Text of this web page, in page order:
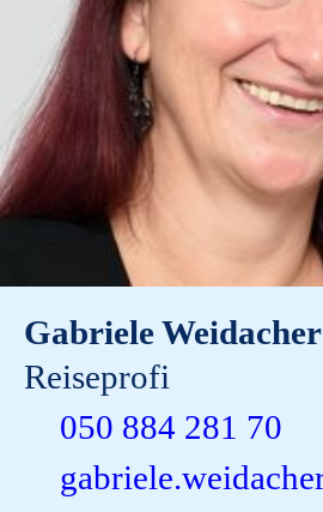
Gabriele Weidacher
Reiseprofi
050 884 281 70